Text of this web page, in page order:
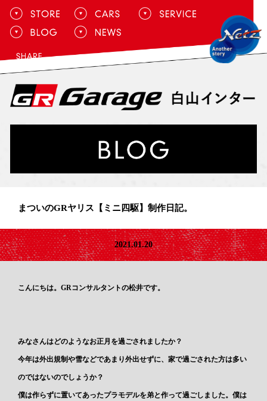
まついのGRヤリス【ミニ四駆】制作日記。
2021.01.20
こんにちは。GRコンサルタントの松井です。
みなさんはどのようなお正月を過ごされましたか？
今年は外出規制や雪などであまり外出せずに、家で過ごされた方は多い
のではないのでしょうか？
僕は作らずに置いてあったプラモデルを弟と作って過ごしました。僕は